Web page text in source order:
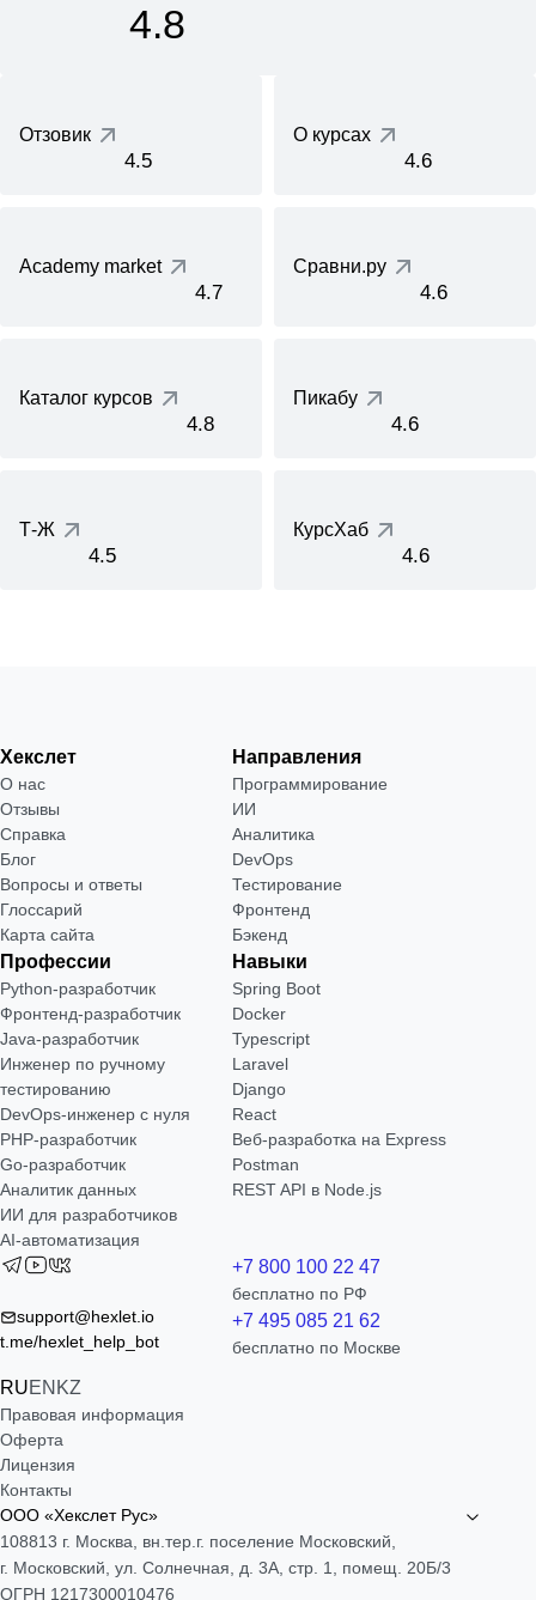
4.8
Отзовик
4.5
О курсах
4.6
Academy market
4.7
Сравни.ру
4.6
Каталог курсов
4.8
Пикабу
4.6
Т-Ж
4.5
КурсХаб
4.6
Хекслет
О нас
Отзывы
Справка
Блог
Вопросы и ответы
Глоссарий
Карта сайта
Направления
Программирование
ИИ
Аналитика
DevOps
Тестирование
Фронтенд
Бэкенд
Профессии
Python-разработчик
Фронтенд-разработчик
Java-разработчик
Инженер по ручному
тестированию
DevOps-инженер с нуля
РНР-разработчик
Go-разработчик
Аналитик данных
ИИ для разработчиков
AI-автоматизация
Навыки
Spring Boot
Docker
Typescript
Laravel
Django
React
Веб-разработка на Express
Postman
REST API в Node.js
support@hexlet.io
t.me/hexlet_help_bot
RUEN KZ
+7 800 100 22 47
бесплатно по РФ
+7 495 085 21 62
бесплатно по Москве
Правовая информация
Оферта
Лицензия
Контакты
ООО «Хекслет Рус»
108813 г. Москва, вн.тер.г. поселение Московский,
г. Московский, ул. Солнечная, д. 3А, стр. 1, помещ. 20Б/3
ОГРН 1217300010476